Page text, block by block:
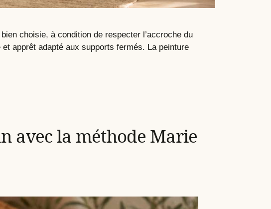
choisie, à condition de respecter l’accroche du
apprêt adapté aux supports fermés. La peinture
avec la méthode Marie